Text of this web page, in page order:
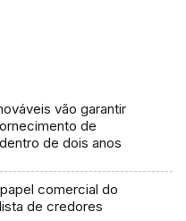
vão garantir
de
de dois anos
comercial do
de credores